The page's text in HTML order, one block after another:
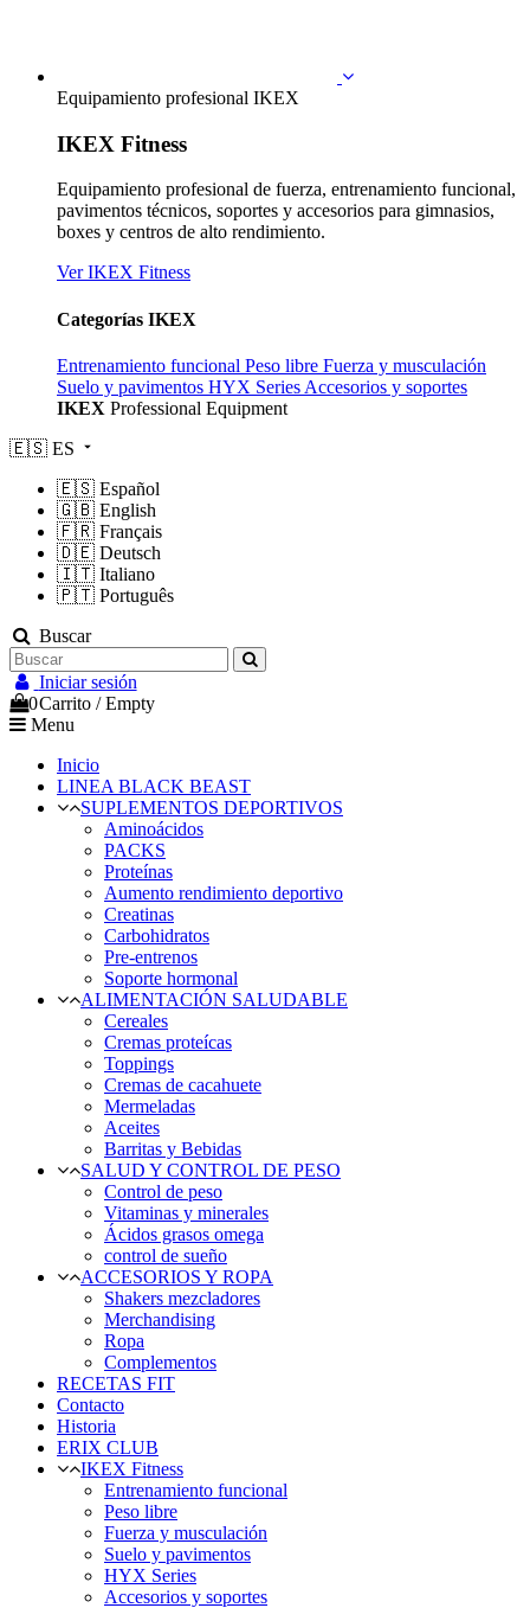
Equipamiento profesional IKEX
IKEX Fitness
Equipamiento profesional de fuerza, entrenamiento funcional,
pavimentos técnicos, soportes y accesorios para gimnasios,
boxes y centros de alto rendimiento.
Ver IKEX Fitness
Categorías IKEX
Entrenamiento funcional Peso libre Fuerza y musculación
Suelo y pavimentos HYX Series Accesorios y soportes
IKEX Professional Equipment
🇪🇸 ES
🇪🇸 Español
🇬🇧 English
🇫🇷 Français
🇩🇪 Deutsch
🇮🇹 Italiano
🇵🇹 Português
Buscar
Iniciar sesión
0Carrito /Empty
Menu
Inicio
LINEA BLACK BEAST
SUPLEMENTOS DEPORTIVOS
Aminoácidos
PACKS
Proteínas
Aumento rendimiento deportivo
Creatinas
Carbohidratos
Pre-entrenos
Soporte hormonal
ALIMENTACIÓN SALUDABLE
Cereales
Cremas proteícas
Toppings
Cremas de cacahuete
Mermeladas
Aceites
Barritas y Bebidas
SALUD Y CONTROL DE PESO
Control de peso
Vitaminas y minerales
Ácidos grasos omega
control de sueño
ACCESORIOS Y ROPA
Shakers mezcladores
Merchandising
Ropa
Complementos
RECETAS FIT
Contacto
Historia
ERIX CLUB
IKEX Fitness
Entrenamiento funcional
Peso libre
Fuerza y musculación
Suelo y pavimentos
HYX Series
Accesorios y soportes